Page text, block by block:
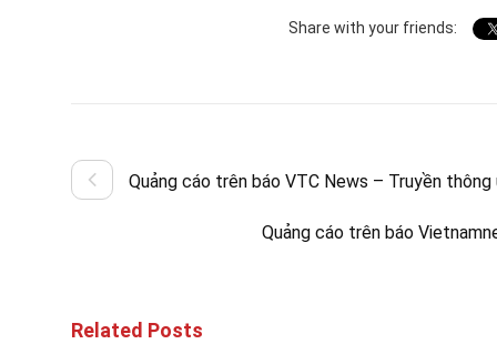
Share with your friends:
Quảng cáo trên báo VTC News – Truyền
Quảng cáo trên báo
Related Posts